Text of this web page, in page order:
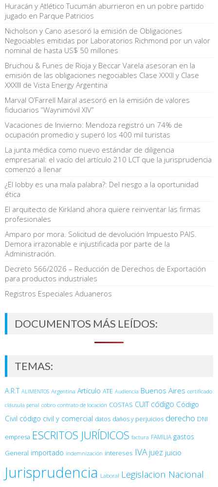
Huracán y Atlético Tucumán aburrieron en un pobre partido
jugado en Parque Patricios
Nicholson y Cano asesoró la emisión de Obligaciones
Negociables emitidas por Laboratorios Richmond por un valor
nominal de hasta US$ 50 millones
Bruchou & Funes de Rioja y Beccar Varela asesoran en la
emisión de las obligaciones negociables Clase XXXII y Clase
XXXIII de Vista Energy Argentina
Marval O’Farrell Mairal asesoró en la emisión de valores
fiduciarios “Waynimóvil XIV”
Vacaciones de Invierno: Mendoza registró un 74% de
ocupación promedio y superó los 400 mil turistas
La junta médica como nuevo estándar de diligencia
empresarial: el vacío del artículo 210 LCT que la jurisprudencia
comenzó a llenar
¿El lobby es una mala palabra?: Del riesgo a la oportunidad
ética
El arquitecto de Kirkland ahora quiere reinventar las firmas
profesionales
Amparo por mora. Solicitud de devolución Impuesto PAIS.
Demora irrazonable e injustificada por parte de la
Administración.
Decreto 566/2026 – Reducción de Derechos de Exportación
para productos industriales
Registros Especiales Aduaneros
DOCUMENTOS MÁS LEÍDOS:
TEMAS:
A.R.T ALIMENTOS Argentina Artículo ATE Audiencia Buenos Aires certificado
cláusula penal cobro contrato de locación COSTAS CUIT código Código
Civil código civil y comercial datos daños y perjuicios derecho DNI
empresa ESCRITOS JURÍDICOS factura FAMILIA gastos
General importado indemnización intereses IVA juez juicio
Jurisprudencia Laboral Legislacion Nacional